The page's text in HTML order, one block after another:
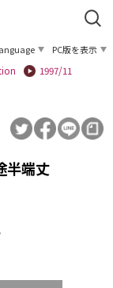
PC版を表示
1997/11
半端丈